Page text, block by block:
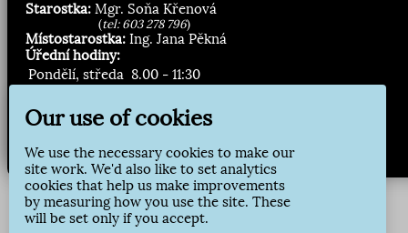
Starostka: Mgr. Soňa Křenová
(tel: 603 278 796)
Místostarostka: Ing. Jana Pěkná
Úřední hodiny:
Pondělí, středa 8.00 - 11:30
Přihlásit odběr
Our use of cookies
We use the necessary cookies to make our
site work. We'd also like to set analytics
cookies that help us make improvements
by measuring how you use the site. These
will be set only if you accept.